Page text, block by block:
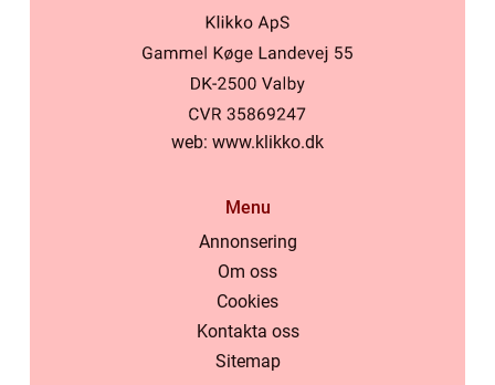
web: www.klikko.dk
Menu
Annonsering
Om oss
Cookies
Kontakta oss
Sitemap